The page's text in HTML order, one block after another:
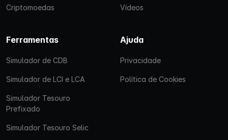
Criptomoedas Vídeos
Ferramentas
Simulador de CDB
Simulador de LCI e LCA
Simulador Tesouro
Prefixado
Simulador Tesouro Selic
Ajuda
Privacidade
Política de Cookies